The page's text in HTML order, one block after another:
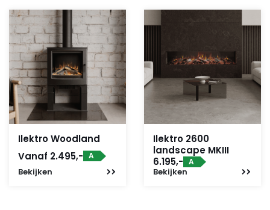
Ilektro Woodland
Vanaf 2.495,- A
Bekijken
Ilektro 2600
landscape MKIII
6.195,- A
Bekijken